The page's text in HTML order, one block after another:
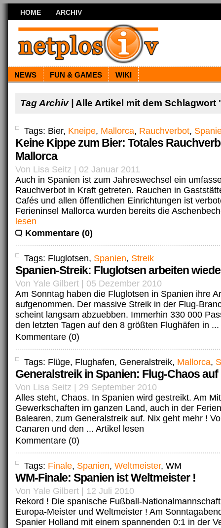
HOME ARCHIV
NEWS FUN & GAMES WIKI
Tag Archiv | Alle Artikel mit dem Schlagwort
Tags: Bier, Kneipe, Mallorca, Rauchverbot,
Keine Kippe zum Bier: Totales
Mallorca
Von Lisa Seitz | 02 Januar 2011
Auch in Spanien ist zum Jahreswechsel ein
Rauchverbot in Kraft getreten. Rauchen in
Cafés und allen öffentlichen Einrichtungen ist
Ferieninsel Mallorca wurden bereits die
lesen
Kommentare (0)
Tags: Fluglotsen, Spanien, Streik
Spanien-Streik: Fluglotsen arbeiten
Von Yale Gilbert | 05 Dezember 2010
Am Sonntag haben die Fluglotsen in Spanien ihre
aufgenommen. Der massive Streik in der Flug-
scheint langsam abzuebben. Immerhin 330 000
den letzten Tagen auf den 8 größten Flughäfen in ...
Kommentare (0)
Tags: Flüge, Flughafen, Generalstreik, Mallorca,
Generalstreik in Spanien: Flug-Chaos auf
Von Lisa Seitz | 29 September 2010
Alles steht, Chaos. In Spanien wird gestreikt. Am
Gewerkschaften im ganzen Land, auch in der
Balearen, zum Generalstreik auf. Nix geht mehr !
Canaren und den ... Artikel lesen
Kommentare (0)
Tags: Finale, Spanien, Weltmeister, WM
WM-Finale: Spanien ist Weltmeister !
Von Yale Gilbert | 12 Juli 2010
Rekord ! Die spanische Fußball-
Europa-Meister und Weltmeister ! Am
Spanier Holland mit einem spannenden 0:1 in der